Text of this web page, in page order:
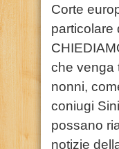
Corte
particolare
che venga
nonni,
coniugi
possano
notizie